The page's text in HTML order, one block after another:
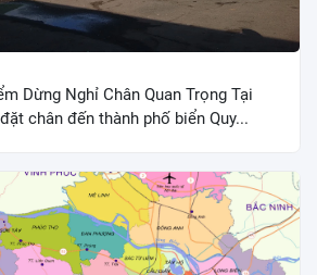
Dừng Nghỉ Chân Quan Trọng Tại
chân đến thành phố biển Quy...